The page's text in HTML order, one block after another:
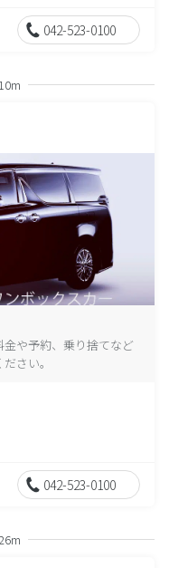
042-523-0100
や予約、乗り捨てなど
さい。
042-523-0100